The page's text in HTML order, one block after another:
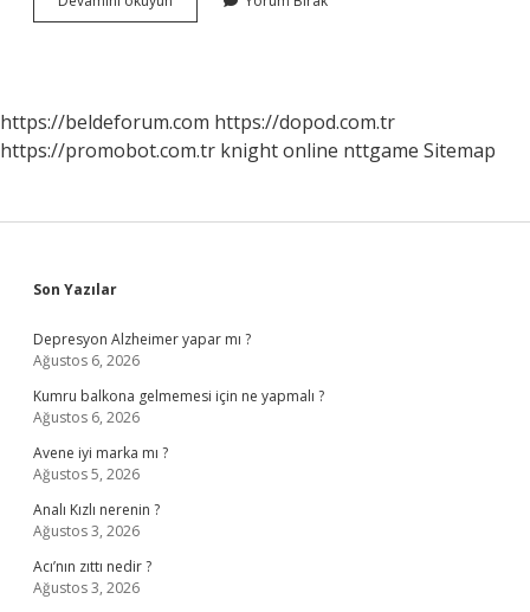
Şirketi
https://beldeforum.com https://dopod.com.tr
https://promobot.com.tr knight online nttgame Sitemap
Sidebar
Son Yazılar
Depresyon Alzheimer yapar mı ?
Ağustos 6, 2026
Kumru balkona gelmemesi için ne yapmalı ?
Ağustos 6, 2026
Avene iyi marka mı ?
Ağustos 5, 2026
Analı Kızlı nerenin ?
Ağustos 3, 2026
Acı’nın zıttı nedir ?
Ağustos 3, 2026